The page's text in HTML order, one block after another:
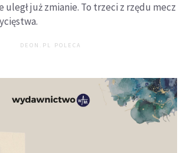
uległ już zmianie. To trzeci z rzędu mecz
DEON.PL POLECA